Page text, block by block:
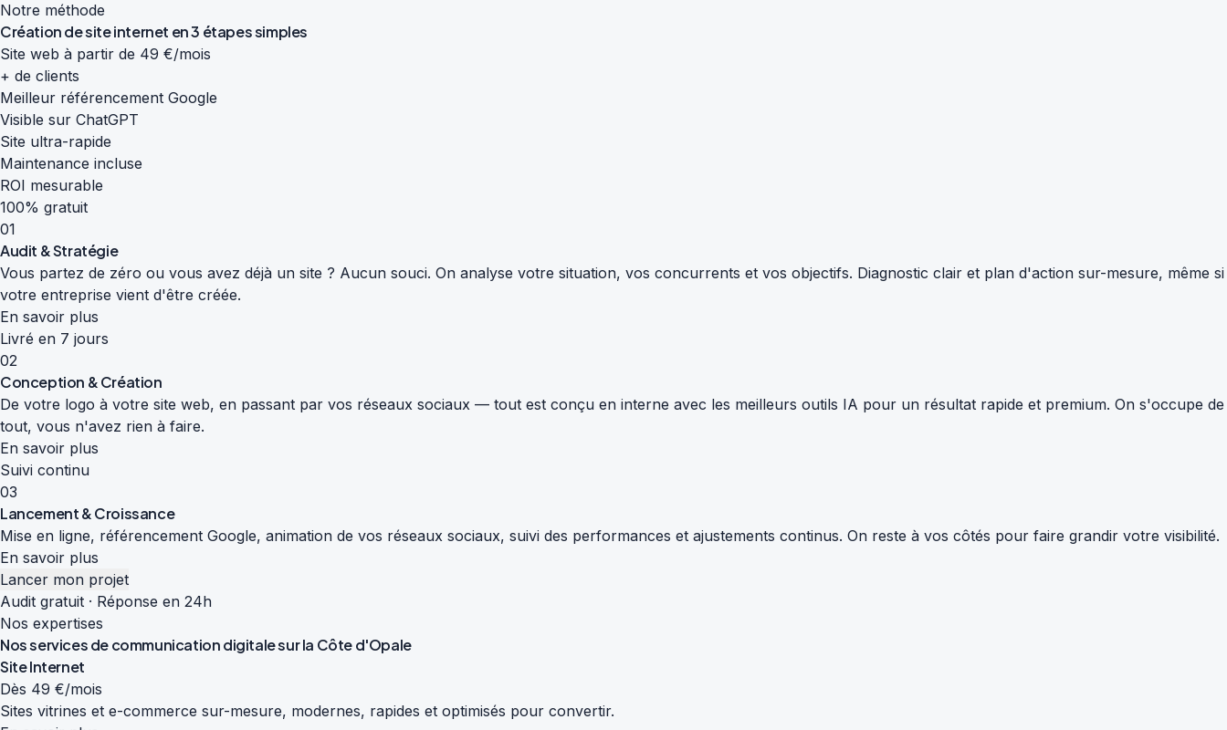
Notre méthode
Création de site internet en3 étapes simples
Site web à partir de 49 €/mois
+ de clients
Meilleur référencement Google
Visible sur ChatGPT
Site ultra-rapide
Maintenance incluse
ROI mesurable
100% gratuit
01
Audit & Stratégie
Vous partez de zéro ou vous avez déjà un site ? Aucun souci. On analyse votre situation, vos concurrents et vos objectifs. Diagnostic clair et plan d'action sur-mesure, même si
votre entreprise vient d'être créée.
En savoir plus
Livré en 7 jours
02
Conception & Création
De votre logo à votre site web, en passant par vos réseaux sociaux — tout est conçu en interne avec les meilleurs outils IA pour un résultat rapide et premium. On s'occupe de
tout, vous n'avez rien à faire.
En savoir plus
Suivi continu
03
Lancement & Croissance
Mise en ligne, référencement Google, animation de vos réseaux sociaux, suivi des performances et ajustements continus. On reste à vos côtés pour faire grandir votre visibilité.
En savoir plus
Lancer mon projet
Audit gratuit · Réponse en 24h
Nos expertises
Nos services decommunication digitalesur la Côte d'Opale
Site Internet
Dès 49 €/mois
Sites vitrines et e-commerce sur-mesure, modernes, rapides et optimisés pour convertir.